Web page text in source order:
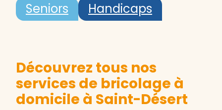
Seniors Handicaps
Découvrez tous nos
services de bricolage à
domicile à Saint-Désert